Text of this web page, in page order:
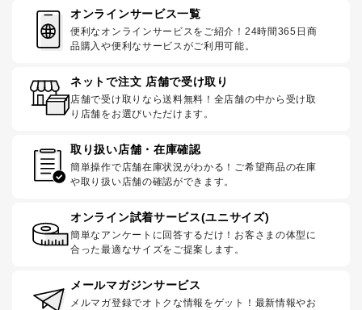
オンラインサービス一覧
便利なオンラインサービスをご紹介！24時間365日商
品購入や便利なサービスがご利用可能。
ネットで注文 店舗で受け取り
店舗で受け取りなら送料無料！全店舗の中から受け取
り店舗をお選びいただけます。
取り扱い店舗・在庫確認
簡単操作で店舗在庫状況がわかる！ご希望商品の在庫
や取り扱い店舗の確認ができます。
オンライン試着サービス(ユニサイズ)
簡単なアンケートに回答するだけ！お客さまの体型に
合った最適なサイズをご提案します。
メールマガジンサービス
メルマガ登録でオトクな情報をゲット！最新情報やお